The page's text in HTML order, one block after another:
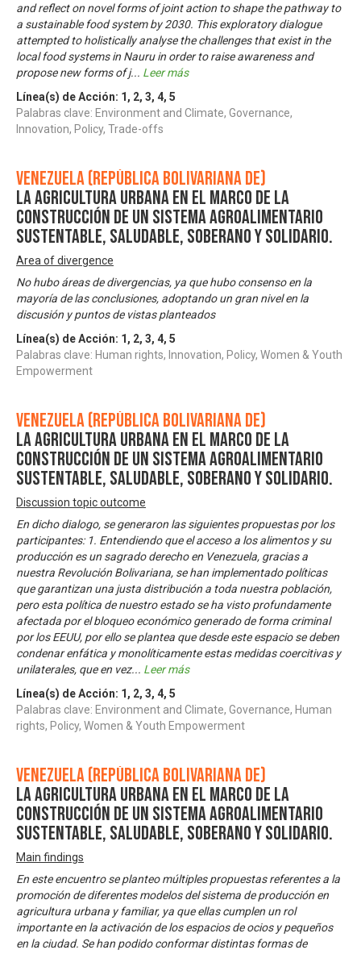
and reflect on novel forms of joint action to shape the pathway to
a sustainable food system by 2030. This exploratory dialogue
attempted to holistically analyse the challenges that exist in the
local food systems in Nauru in order to raise awareness and
propose new forms of j... Leer más
Línea(s) de Acción: 1 , 2, 3, 4, 5
Palabras clave: Environment and Climate, Governance,
Innovation, Policy, Trade-offs
Venezuela (República Bolivariana de)
La Agricultura Urbana en el Marco de la
Construcción de Un Sistema Agroalimentario
Sustentable, Saludable, Soberano y Solidario.
Area of divergence
No hubo áreas de divergencias, ya que hubo consenso en la
mayoría de las conclusiones, adoptando un gran nivel en la
discusión y puntos de vistas planteados
Línea(s) de Acción: 1 , 2, 3, 4, 5
Palabras clave: Human rights, Innovation, Policy, Women & Youth
Empowerment
Venezuela (República Bolivariana de)
La Agricultura Urbana en el Marco de la
Construcción de Un Sistema Agroalimentario
Sustentable, Saludable, Soberano y Solidario.
Discussion topic outcome
En dicho dialogo, se generaron las siguientes propuestas por los
participantes: 1. Entendiendo que el acceso a los alimentos y su
producción es un sagrado derecho en Venezuela, gracias a
nuestra Revolución Bolivariana, se han implementado políticas
que garantizan una justa distribución a toda nuestra población,
pero esta política de nuestro estado se ha visto profundamente
afectada por el bloqueo económico generado de forma criminal
por los EEUU, por ello se plantea que desde este espacio se deben
condenar enfática y monolíticamente estas medidas coercitivas y
unilaterales, que en vez... Leer más
Línea(s) de Acción: 1 , 2, 3, 4, 5
Palabras clave: Environment and Climate, Governance, Human
rights, Policy, Women & Youth Empowerment
Venezuela (República Bolivariana de)
La Agricultura Urbana en el Marco de la
Construcción de Un Sistema Agroalimentario
Sustentable, Saludable, Soberano y Solidario.
Main findings
En este encuentro se planteo múltiples propuestas referentes a la
promoción de diferentes modelos del sistema de producción en
agricultura urbana y familiar, ya que ellas cumplen un rol
importante en la activación de los espacios de ocios y pequeños
en la ciudad. Se han podido conformar distintas formas de